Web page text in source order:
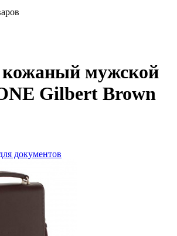
мужской
Gilbert Brown
документов